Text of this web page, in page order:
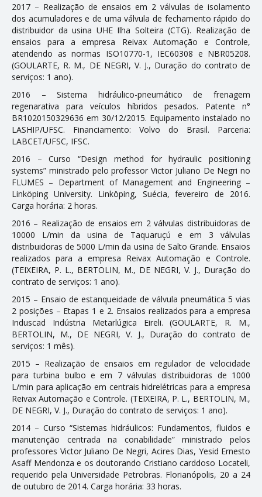
Projetos de Pesquisa em Andamento
Projetos de Pesquisa Concluídos
Produtos, Cursos e Serviços Técnicos
CONTATO
2017 – Realização de ensaios em 2 válvulas de isolamento
dos acumuladores e de uma válvula de fechamento rápido do
distribuidor da usina UHE Ilha Solteira (CTG). Realização de
ensaios para a empresa Reivax Automação e Controle,
atendendo as normas ISO10770-1, IEC60308 e NBR05208.
(GOULARTE, R. M., DE NEGRI, V. J., Duração do contrato de
serviços: 1 ano).
2016 – Sistema hidráulico-pneumático de frenagem
regenarativa para veículos híbridos pesados. Patente n°
BR1020150329636 em 30/12/2015. Equipamento instalado no
LASHIP/UFSC. Financiamento: Volvo do Brasil. Parceria:
LABCET/UFSC, IFSC.
2016 – Curso “Design method for hydraulic positioning
systems” ministrado pelo professor Victor Juliano De Negri no
FLUMES – Department of Management and Engineering –
Linköping University. Linköping, Suécia, fevereiro de 2016.
Carga horária: 2 horas.
2016 – Realização de ensaios em 2 válvulas distribuidoras de
10000 L/min da usina de Taquaruçú e em 3 válvulas
distribuidoras de 5000 L/min da usina de Salto Grande. Ensaios
realizados para a empresa Reivax Automação e Controle.
(TEIXEIRA, P. L., BERTOLIN, M., DE NEGRI, V. J., Duração do
contrato de serviços: 1 ano).
2015 – Ensaio de estanqueidade de válvula pneumática 5 vias
2 posições – Etapas 1 e 2. Ensaios realizados para a empresa
Induscad Indústria Metarlúgica Eireli. (GOULARTE, R. M.,
BERTOLIN, M., DE NEGRI, V. J., Duração do contrato de
serviços: 1 mês).
2015 – Realização de ensaios em regulador de velocidade
para turbina bulbo e em 7 válvulas distribuidoras de 1000
L/min para aplicação em centrais hidrelétricas para a empresa
Reivax Automação e Controle. (TEIXEIRA, P. L., BERTOLIN, M.,
DE NEGRI, V. J., Duração do contrato de serviços: 1 ano).
2014 – Curso “Sistemas hidráulicos: Fundamentos, fluidos e
manutenção centrada na confiabilidade” ministrado pelos
professores Victor Juliano De Negri, Acires Dias, Yesid Ernesto
Asaff Mendonza e os doutorando Cristiano carddoso Locateli,
requerido pela Universidade Petrobras. Florianópolis, 20 a 24
de outubro de 2014. Carga horária: 33 horas.